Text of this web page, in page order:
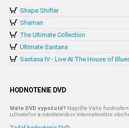
Shape Shifter
Shaman
The Ultimate Collection
Ultimate Santana
HODNOTENIE DVD
Máte DVD vypočuté? Napíšte Vaše
užívateľov a návštevníkov internetového